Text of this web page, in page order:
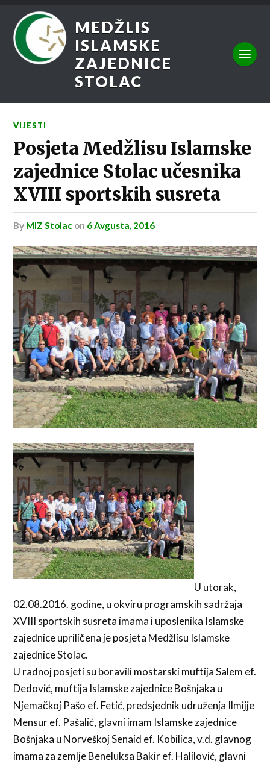
MEDŽLIS
ISLAMSKE
ZAJEDNICE
STOLAC
VIJESTI
Posjeta Medžlisu Islamske
zajednice Stolac učesnika
XVIII sportskih susreta
by MIZ Stolac on 6 Avgusta, 2016
U utorak,
02.08.2016. godine, u okviru programskih sadržaja
XVIII sportskih susreta imama i uposlenika Islamske
zajednice upriličena je posjeta Medžlisu Islamske
zajednice Stolac.
U radnoj posjeti su boravili mostarski muftija Salem ef.
Dedović, muftija Islamske zajednice Bošnjaka u
Njemačkoj Pašo ef. Fetić, predsjednik udruženja Ilmijje
Mensur ef. Pašalić, glavni imam Islamske zajednice
Bošnjaka u Norveškoj Senaid ef. Kobilica, v.d. glavnog
imama za zemlje Beneluksa Bakir ef. Halilović, glavni